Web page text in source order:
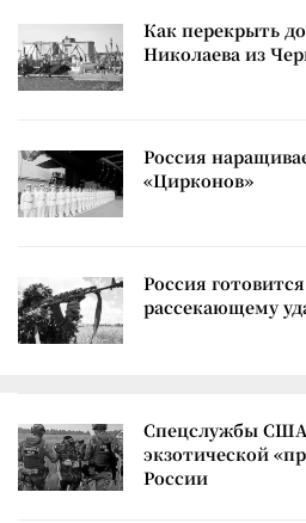
Как перекрыть
Николаева из
Россия
«Цирконов»
Россия
рассекающему
Спецслужбы США
экзотической
России